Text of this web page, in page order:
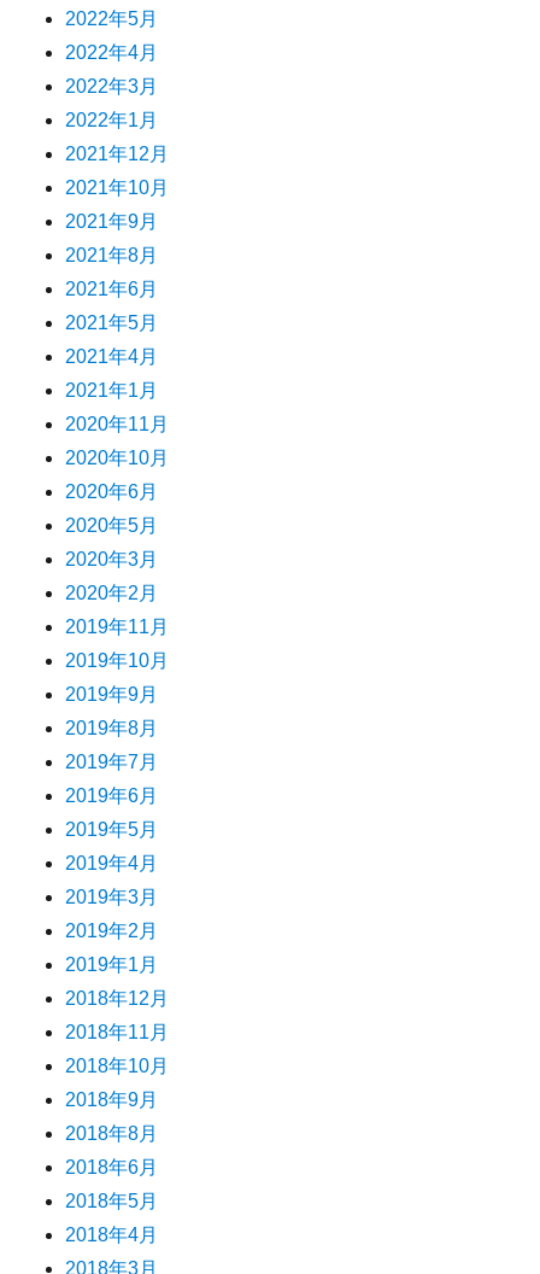
2022年5月
2022年4月
2022年3月
2022年1月
2021年12月
2021年10月
2021年9月
2021年8月
2021年6月
2021年5月
2021年4月
2021年1月
2020年11月
2020年10月
2020年6月
2020年5月
2020年3月
2020年2月
2019年11月
2019年10月
2019年9月
2019年8月
2019年7月
2019年6月
2019年5月
2019年4月
2019年3月
2019年2月
2019年1月
2018年12月
2018年11月
2018年10月
2018年9月
2018年8月
2018年6月
2018年5月
2018年4月
2018年3月